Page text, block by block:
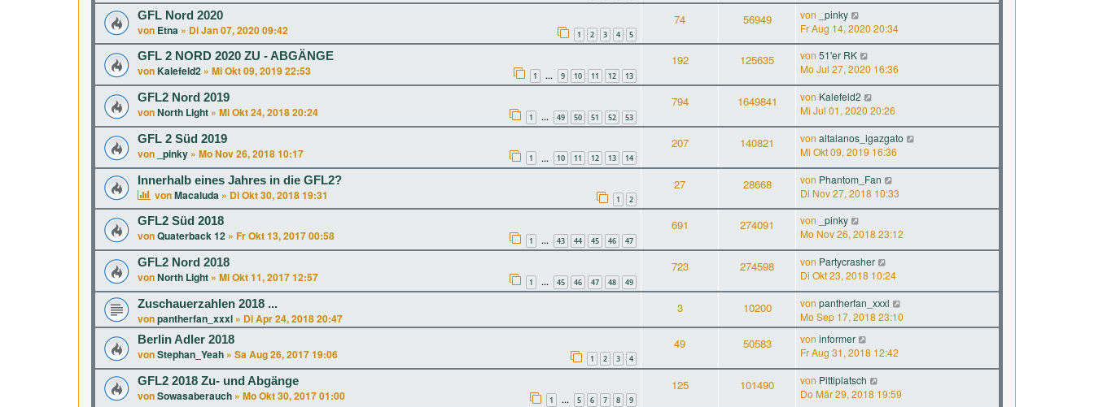
GFL Nord 2020
von Etna » Di Jan 07, 2020 09:42 1 2 3 4 5
74 56949 von
_pinky
Fr Aug 14, 2020 20:34
GFL 2 NORD 2020 ZU - ABGÄNGE
von Kalefeld2 » Mi Okt 09, 2019 22:53 1 … 9 10 11 12 13
192 125635 von 51'er RK
Mo Jul 27, 2020 16:36
GFL2 Nord 2019
vonNorth Light » Mi Okt 24, 2018 20:24 1 … 49 50 51 52 53
794 1649841 von Kalefeld2
Mi Jul 01, 2020 20:26
GFL 2 Süd 2019
von _pinky » Mo Nov 26, 2018 10:17 1 … 10 11 12 13 14
207 140821 von altalanos_igazgato
Mi Okt 09, 2019 16:36
Innerhalb eines Jahres in die GFL2?
vonMacaluda » Di Okt 30, 2018 19:31 1 2
27 28668 von Phantom_Fan
Di Nov 27, 2018 10:33
GFL2 Süd 2018
vonQuaterback 12 » Fr Okt 13, 2017 00:58 1 … 43 44 45 46 47
691 274091 von
_pinky
Mo Nov 26, 2018 23:12
GFL2 Nord 2018
vonNorth Light » Mi Okt 11, 2017 12:57 1 … 45 46 47 48 49
723 274598 von Partycrasher
Di Okt 23, 2018 10:24
Zuschauerzahlen 2018 ...
vonpantherfan_xxxl » Di Apr 24, 2018 20:47
3 10200 von pantherfan_xxxl
Mo Sep 17, 2018 23:10
Berlin Adler 2018
vonStephan_Yeah » Sa Aug 26, 2017 19:06 1 2 3 4
49 50583 von informer
Fr Aug 31, 2018 12:42
GFL2 2018 Zu- und Abgänge
vonSowasaberauch » Mo Okt 30, 2017 01:00 1 … 5 6 7 8 9
125 101490 von Pittiplatsch
Do Mär 29, 2018 19:59